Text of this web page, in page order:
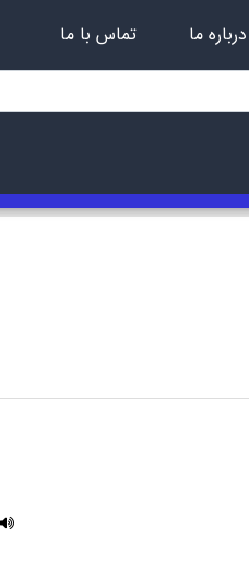
درباره ما تماس با ما